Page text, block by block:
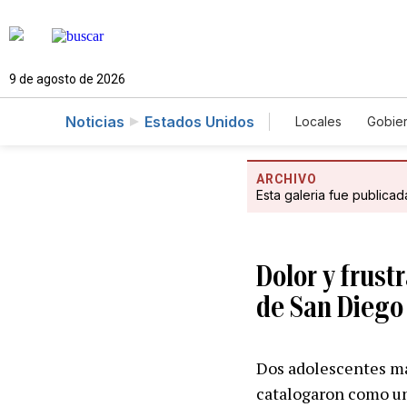
9 de agosto de 2026
Noticias Estados Unidos Locales
ARCHIVO
Esta galeria fue
Dolor y
de San Diego
Dos adolescentes
catalogaron como